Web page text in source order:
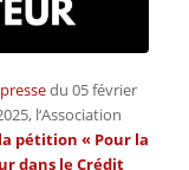
du 05 février
l‘Association
pétition « Pour la
dans le Crédit